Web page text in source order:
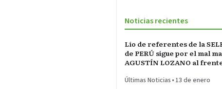
Noticias recientes
Lío de referentes de la
de PERÚ sigue por el mal
AGUSTÍN LOZANO al
Últimas Noticias • 13 de enero